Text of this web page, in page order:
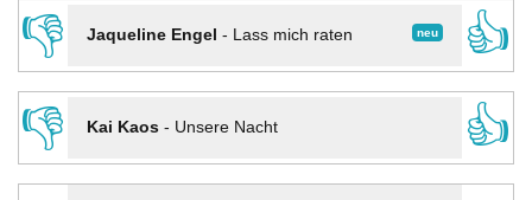
👎
neu
Jaqueline Engel - Lass mich raten
👍
👎
Kai Kaos- Unsere Nacht
👍